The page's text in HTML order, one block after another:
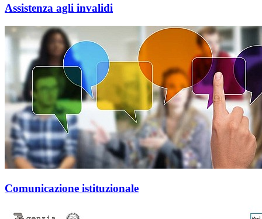
Assistenza agli invalidi
Comunicazione istituzionale